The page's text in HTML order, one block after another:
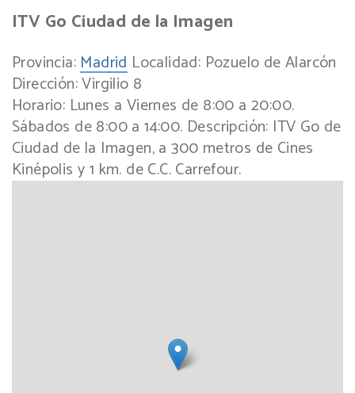
ITV Go Ciudad de la Imagen
Provincia: Madrid Localidad: Pozuelo de Alarcón
Dirección:Virgilio 8
Horario: Lunes a Viernes de 8:00 a 20:00.
Sábados de 8:00 a 14:00. Descripción: ITV Go de
Ciudad de la Imagen, a 300 metros de Cines
Kinépolis y 1 km. de C.C. Carrefour.